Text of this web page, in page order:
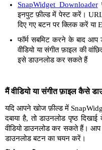
SnapWidget Downloader
इनपुट फ़ील्ड में पेस्ट करें।
दिए गए बटन पर क्लिक करें या
फॉर्म सबमिट करने के बाद आप
वीडियो या संगीत फ़ाइल की
इसे डाउनलोड कर सकते हैं
मैं वीडियो या संगीत फ़ाइल कैसे
यदि आपने खोज फ़ील्ड में
दबाया है, तो डाउनलोड पृष्ठ
वीडियो डाउनलोड कर सकते हैं।
डाउनलोड बटन का चयन करें।